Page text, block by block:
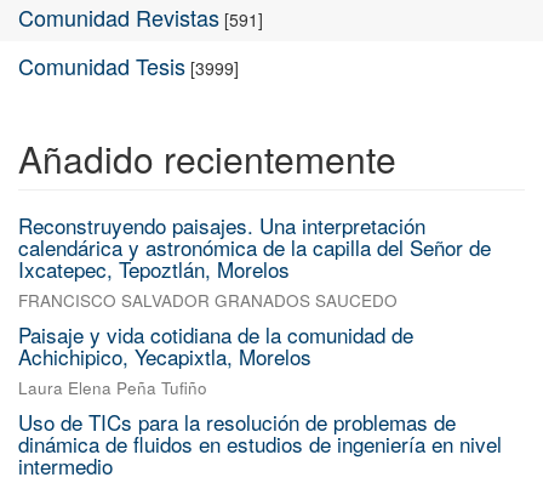
Comunidad Revistas [591]
Comunidad Tesis [3999]
Añadido recientemente
Reconstruyendo paisajes. Una interpretación
calendárica y astronómica de la capilla del Señor de
Ixcatepec, Tepoztlán, Morelos
FRANCISCO SALVADOR GRANADOS SAUCEDO
Paisaje y vida cotidiana de la comunidad de
Achichipico, Yecapixtla, Morelos
Laura Elena Peña Tufiño
Uso de TICs para la resolución de problemas de
dinámica de fluidos en estudios de ingeniería en nivel
intermedio